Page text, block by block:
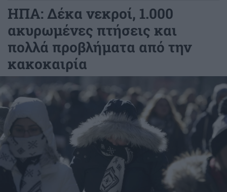
ΗΠΑ: Δέκα νεκροί, 1.000
ακυρωμένες πτήσεις και
πολλά προβλήματα από την
κακοκαιρία